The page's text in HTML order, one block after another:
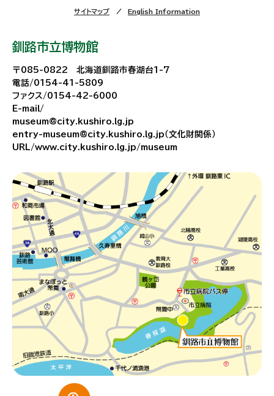
サイトマップ English Information
釧路市立博物館
〒085-0822 北海道釧路市春湖台1-7
電話/0154-41-5809
ファクス/0154-42-6000
E-mail/
museum@city.kushiro.lg.jp
entry-museum@city.kushiro.lg.jp（文化財関係）
URL/www.city.kushiro.lg.jp/museum